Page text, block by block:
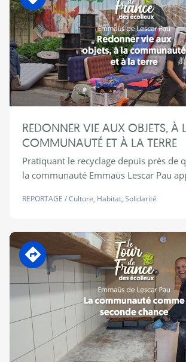
REDONNER VIE AUX OBJETS, À
COMMUNAUTÉ ET À LA TERRE
Pratiquant le recyclage depuis près de
la communauté Emmaüs Lescar Pau
REPORTAGE /Culture, Habitat, Solidarité
En transition